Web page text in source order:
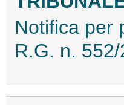
Notifica per
R.G. n.